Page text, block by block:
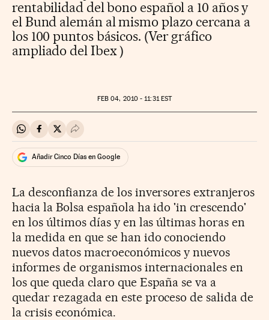
rentabilidad del bono español a 10 años y
el Bund alemán al mismo plazo cercana a
los 100 puntos básicos. (Ver gráfico
ampliado del Ibex)
FEB 04, 2010 - 11:31 EST
Compartir en Whatsapp
Compartir en Facebook
Compartir en Twitter
Desplegar Redes Sociales
Añadir Cinco Días en Google
La desconfianza de los inversores extranjeros
hacia la Bolsa española ha ido 'in crescendo'
en los últimos días y en las últimas horas en
la medida en que se han ido conociendo
nuevos datos macroeconómicos y nuevos
informes de organismos internacionales en
los que queda claro que España se va a
quedar rezagada en este proceso de salida de
la crisis económica.